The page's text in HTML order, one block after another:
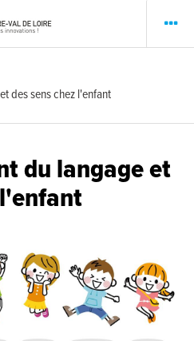
des sens chez l'enfant
du langage et